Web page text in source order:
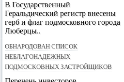
В Государственный
Геральдический регистр внесены
герб и флаг подмосковного города
Люберцы..
Обнародован список
неблагонадежных
подмосковных застройщиков